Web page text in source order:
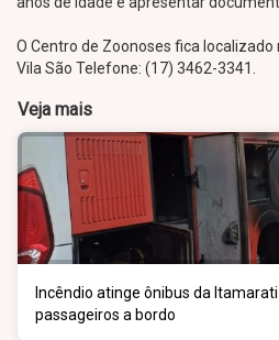
O Centro de Zoonoses fica localizado
Vila São Telefone: (17) 3462-3341.
Veja mais
Incêndio atinge ônibus da
passageiros a bordo